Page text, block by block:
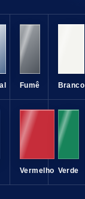
Fumê Branco
Vermelho Verde